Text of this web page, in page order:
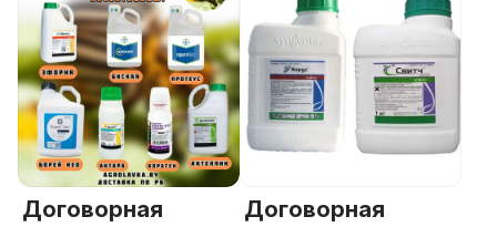
Договорная Договорная